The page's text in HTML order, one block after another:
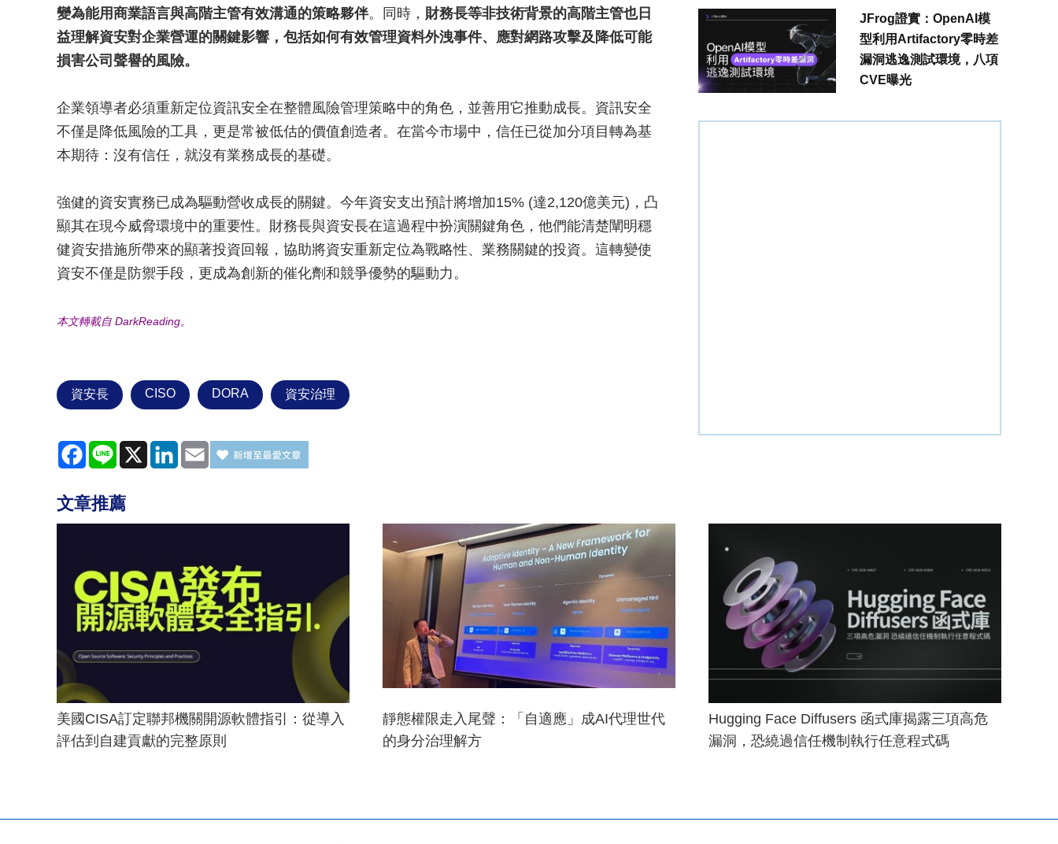
變為能用商業語言與高階主管有效溝通的策略夥伴。同時， 財務長等非技術背景的高階主管也日
益理解資安對企業營運的關鍵影響，包括如何有效管理資料外洩事件、應對網路攻擊及降低可能
損害公司聲譽的風險。
企業領導者必須重新定位資訊安全在整體風險管理策略中的角色，並善用它推動成長。資訊安全
不僅是降低風險的工具，更是常被低估的價值創造者。在當今市場中，信任已從加分項目轉為基
本期待：沒有信任，就沒有業務成長的基礎。
強健的資安實務已成為驅動營收成長的關鍵。今年資安支出預計將增加15% (達2,120億美元)，凸
顯其在現今威脅環境中的重要性。財務長與資安長在這過程中扮演關鍵角色，他們能清楚闡明穩
健資安措施所帶來的顯著投資回報，協助將資安重新定位為戰略性、業務關鍵的投資。這轉變使
資安不僅是防禦手段，更成為創新的催化劑和競爭優勢的驅動力。
本文轉載自 DarkReading。
資安長 CISO DORA 資安治理
Facebook
Line X LinkedInEmail
JFrog證實：OpenAI模
型利用Artifactory零時差
漏洞逃逸測試環境，八項
CVE曝光
文章推薦
美國CISA訂定聯邦機關開源軟體指引：從導入
評估到自建貢獻的完整原則
靜態權限走入尾聲：「自適應」成AI代理世代
的身分治理解方
Hugging Face Diffusers 函式庫揭露三項高危
漏洞，恐繞過信任機制執行任意程式碼